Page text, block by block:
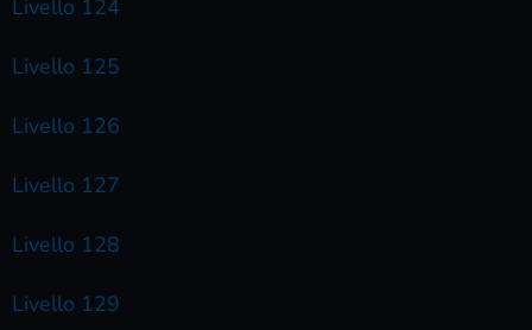
Livello 124
Livello 125
Livello 126
Livello 127
Livello 128
Livello 129